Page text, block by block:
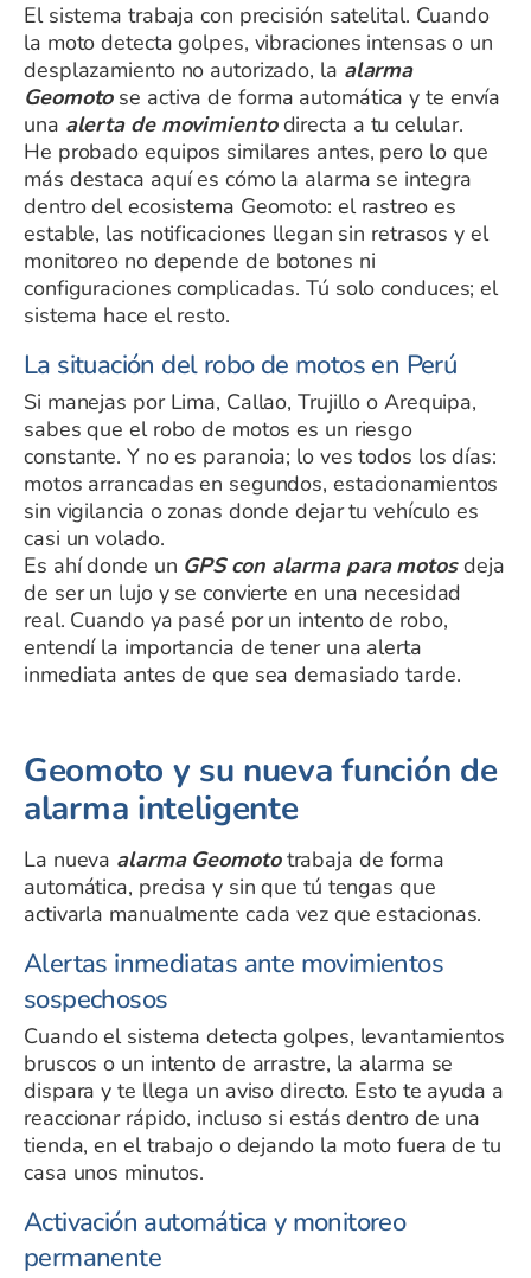
El sistema trabaja con precisión satelital. Cuando
la moto detecta golpes, vibraciones intensas o un
desplazamiento no autorizado, la alarma
Geomotose activa de forma automática y te envía
una alerta de movimientodirecta a tu celular.
He probado equipos similares antes, pero lo que
más destaca aquí es cómo la alarma se integra
dentro del ecosistema Geomoto: el rastreo es
estable, las notificaciones llegan sin retrasos y el
monitoreo no depende de botones ni
configuraciones complicadas. Tú solo conduces; el
sistema hace el resto.
La situación del robo de motos en Perú
Si manejas por Lima, Callao, Trujillo o Arequipa,
sabes que el robo de motos es un riesgo
constante. Y no es paranoia; lo ves todos los días:
motos arrancadas en segundos, estacionamientos
sin vigilancia o zonas donde dejar tu vehículo es
casi un volado.
Es ahí donde un GPS con alarma para motosdeja
de ser un lujo y se convierte en una necesidad
real. Cuando ya pasé por un intento de robo,
entendí la importancia de tener una alerta
inmediata antes de que sea demasiado tarde.
Geomoto y su nueva función de
alarma inteligente
La nueva alarma Geomototrabaja de forma
automática, precisa y sin que tú tengas que
activarla manualmente cada vez que estacionas.
Alertas inmediatas ante movimientos
sospechosos
Cuando el sistema detecta golpes, levantamientos
bruscos o un intento de arrastre, la alarma se
dispara y te llega un aviso directo. Esto te ayuda a
reaccionar rápido, incluso si estás dentro de una
tienda, en el trabajo o dejando la moto fuera de tu
casa unos minutos.
Activación automática y monitoreo
permanente